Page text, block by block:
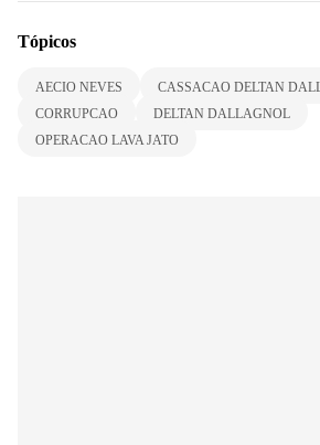
Tópicos
AECIO NEVES
CASSACAO DELTAN
CORRUPCAO
DELTAN DALLAGNOL
OPERACAO LAVA JATO